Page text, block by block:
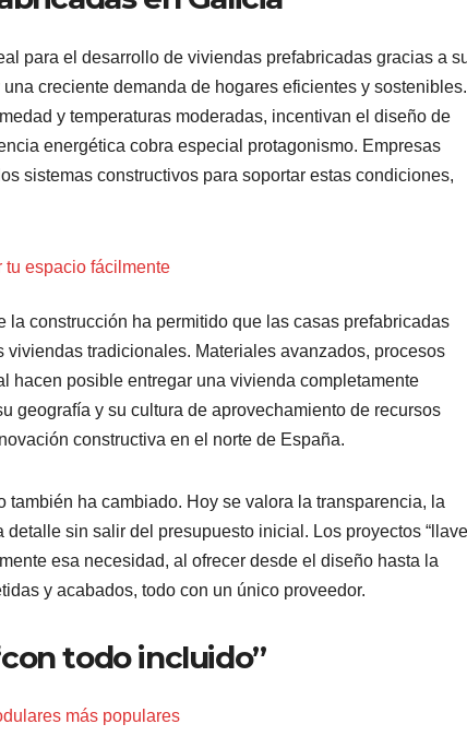
para el desarrollo de viviendas prefabricadas gracias a
creciente demanda de hogares eficientes y sostenibles.
y temperaturas moderadas, incentivan el diseño de
energética cobra especial protagonismo. Empresas
sistemas constructivos para soportar estas condiciones,
espacio fácilmente
la construcción ha permitido que las casas prefabricadas
tradicionales. Materiales avanzados, procesos
hacen posible entregar una vivienda completamente
geografía y su cultura de aprovechamiento de recursos
constructiva en el norte de España.
ha cambiado. Hoy se valora la transparencia, la
sin salir del presupuesto inicial. Los proyectos “llave
esa necesidad, al ofrecer desde el diseño hasta la
y acabados, todo con un único proveedor.
todo incluido”
más populares